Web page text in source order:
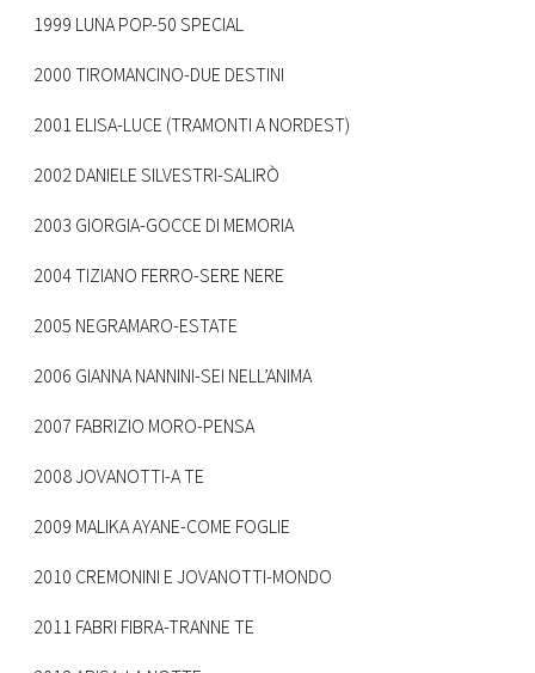
1999 LUNA POP-50 SPECIAL
2000 TIROMANCINO-DUE DESTINI
2001 ELISA-LUCE (TRAMONTI A NORDEST)
2002 DANIELE SILVESTRI-SALIRÒ
2003 GIORGIA-GOCCE DI MEMORIA
2004 TIZIANO FERRO-SERE NERE
2005 NEGRAMARO-ESTATE
2006 GIANNA NANNINI-SEI NELL’ANIMA
2007 FABRIZIO MORO-PENSA
2008 JOVANOTTI-A TE
2009 MALIKA AYANE-COME FOGLIE
2010 CREMONINI E JOVANOTTI-MONDO
2011 FABRI FIBRA-TRANNE TE